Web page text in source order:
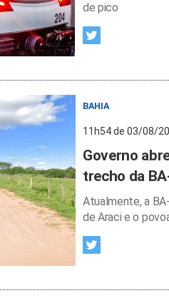
de pico
BAHIA
11h54 de 03/08/
Governo
trecho da
Atualmente, a
de Araci e o